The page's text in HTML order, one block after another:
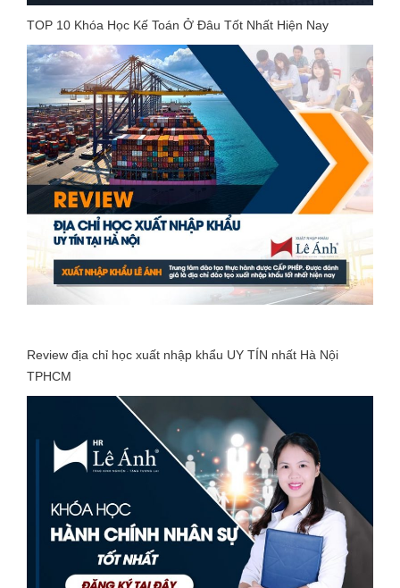
TOP 10 Khóa Học Kế Toán Ở Đâu Tốt Nhất Hiện Nay
Review địa chỉ học xuất nhập khẩu UY TÍN nhất Hà Nội
TPHCM